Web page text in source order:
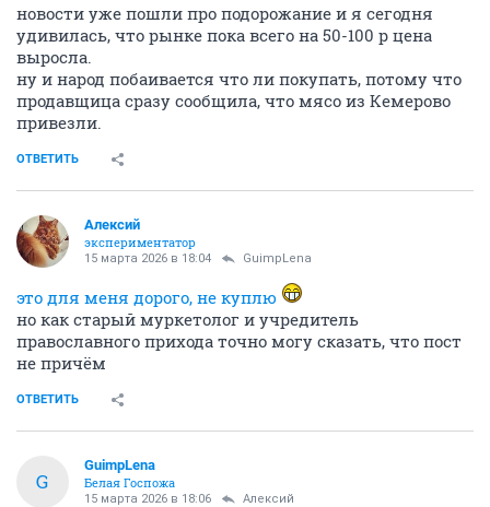
новости уже пошли про подорожание и я сегодня
удивилась, что рынке пока всего на 50-100 р цена
выросла.
ну и народ побаивается что ли покупать, потому что
продавщица сразу сообщила, что мясо из Кемерово
привезли.
ОТВЕТИТЬ
Алексий
экспериментатор
15 марта 2026 в 18:04 GuimpLena
это для меня дорого, не куплю
но как старый муркетолог и учредитель
православного прихода точно могу сказать, что пост
не причём
ОТВЕТИТЬ
G
GuimpLena
Белая Госпожа
15 марта 2026 в 18:06 Алексий